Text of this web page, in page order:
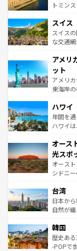
も豊か
を参照
してラ
は、お酒好
ドイツ
トミン
リアご
ティー
戦など
ンツ一覧
スイス
スイス
な交通
の建物
博物館
ことが
者向け
着のスイ
アメリ
ット
アメリ
東海岸
のよう
ンメン
西部に
部のニ
文化が
しみな
るだろ
情報は
ハワイ
年間を
ハワイ
ワイ島
島だが
おすす
文化や
人々、
ク、伝
ってい
はコンテ
オース
光スポ
オース
シドニ
リアリ
ク）、
ど、見
いる。
ビング
い。オ
台湾
日本か
自然が
ン）、
と山間
驚きを
韓国
歴史あ
-POPで